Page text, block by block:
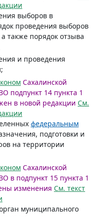
выборов в
проведения выборов
также порядок отзыва
и проведения
Сахалинской
подпункт 14 пункта 1
в новой редакции См.
федеральным
подготовки и
на территории
Сахалинской
в подпункт 15 пункта 1
изменения См. текст
муниципального